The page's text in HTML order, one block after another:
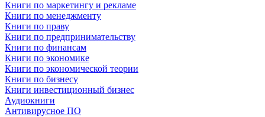
Книги по маркетингу и рекламе
Книги по менеджменту
Книги по праву
Книги по предпринимательству
Книги по финансам
Книги по экономике
Книги по экономической теории
Книги по бизнесу
Книги инвестиционный бизнес
Аудиокниги
Антивирусное ПО